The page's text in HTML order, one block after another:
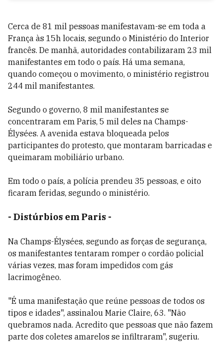
Cerca de 81 mil pessoas manifestavam-se em toda a
França às 15h locais, segundo o Ministério do Interior
francês. De manhã, autoridades contabilizaram 23 mil
manifestantes em todo o país. Há uma semana,
quando começou o movimento, o ministério registrou
244 mil manifestantes.
Segundo o governo, 8 mil manifestantes se
concentraram em Paris, 5 mil deles na Champs-
Élysées. A avenida estava bloqueada pelos
participantes do protesto, que montaram barricadas e
queimaram mobiliário urbano.
Em todo o país, a polícia prendeu 35 pessoas, e oito
ficaram feridas, segundo o ministério.
- Distúrbios em Paris -
Na Champs-Élysées, segundo as forças de segurança,
os manifestantes tentaram romper o cordão policial
várias vezes, mas foram impedidos com gás
lacrimogêneo.
"É uma manifestação que reúne pessoas de todos os
tipos e idades", assinalou Marie Claire, 63. "Não
quebramos nada. Acredito que pessoas que não fazem
parte dos coletes amarelos se infiltraram", sugeriu.